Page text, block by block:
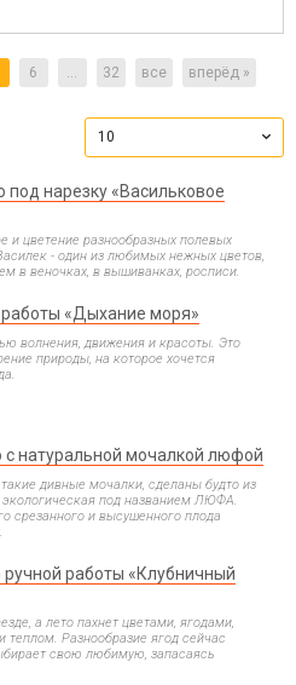
6 ... 32 все вперёд »
10
нарезку «Васильковое
и цветение разнообразных полевых
- один из любимых нежных цветов,
в веночках, в вышиванках, росписи.
«Дыхание моря»
волнения, движения и красоты. Это
природы, на которое хочется
натуральной мочалкой люфой
дивные мочалки, сделаны будто из
под названием ЛЮФА.
срезанного и высушенного плода
работы «Клубничный
а лето пахнет цветами, ягодами,
теплом. Разнообразие ягод сейчас
свою любимую, запасаясь